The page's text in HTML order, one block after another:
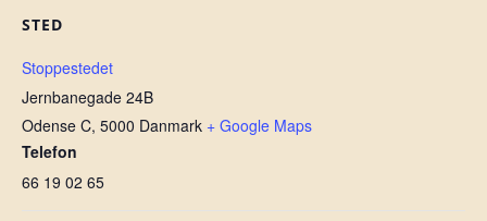
STED
Stoppestedet
Jernbanegade 24B
Odense C, 5000 Danmark + Google Maps
Telefon
66 19 02 65